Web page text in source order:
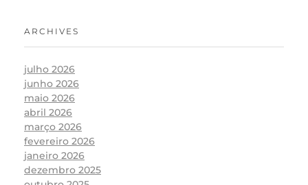
ARCHIVES
julho 2026
junho 2026
maio 2026
abril 2026
março 2026
fevereiro 2026
janeiro 2026
dezembro 2025